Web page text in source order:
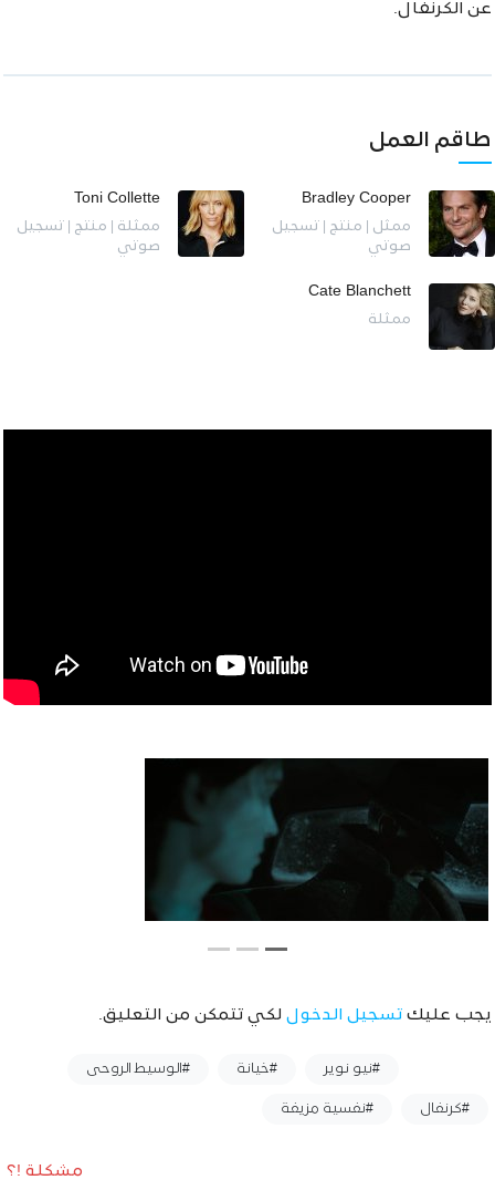
عن الكرنفال.
طاقم العمل
Bradley Cooper
ممثل | منتج | تسجيل
صوتي
Toni Collette
ممثلة | منتج | تسجيل
صوتي
Cate Blanchett
ممثلة
يجب عليك تسجيل الدخول لكي تتمكن من التعليق.
#نيو نوير #خيانة #الوسيط الروحى
#كرنفال #نفسية مزيفة
مشكلة !؟